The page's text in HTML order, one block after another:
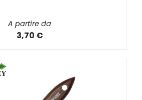
A partire da
3,70 €